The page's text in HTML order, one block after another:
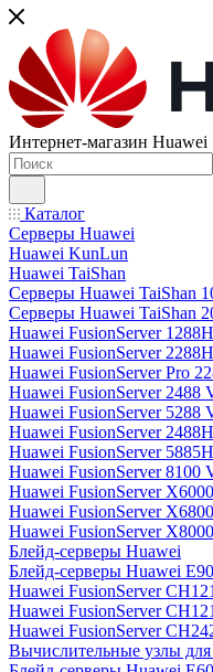
Интернет-магазин Huawei
Каталог
Серверы Huawei
Huawei KunLun
Huawei TaiShan
Серверы Huawei TaiShan
Серверы Huawei TaiShan
Huawei FusionServer
Huawei FusionServer
Huawei FusionServer Pro
Huawei FusionServer 2488
Huawei FusionServer 5288
Huawei FusionServer
Huawei FusionServer
Huawei FusionServer 8100
Huawei FusionServer X6000
Huawei FusionServer X6800
Huawei FusionServer X8000
Блейд-серверы Huawei
Блейд-серверы Huawei
Huawei FusionServer
Huawei FusionServer
Huawei FusionServer
Вычислительные узлы